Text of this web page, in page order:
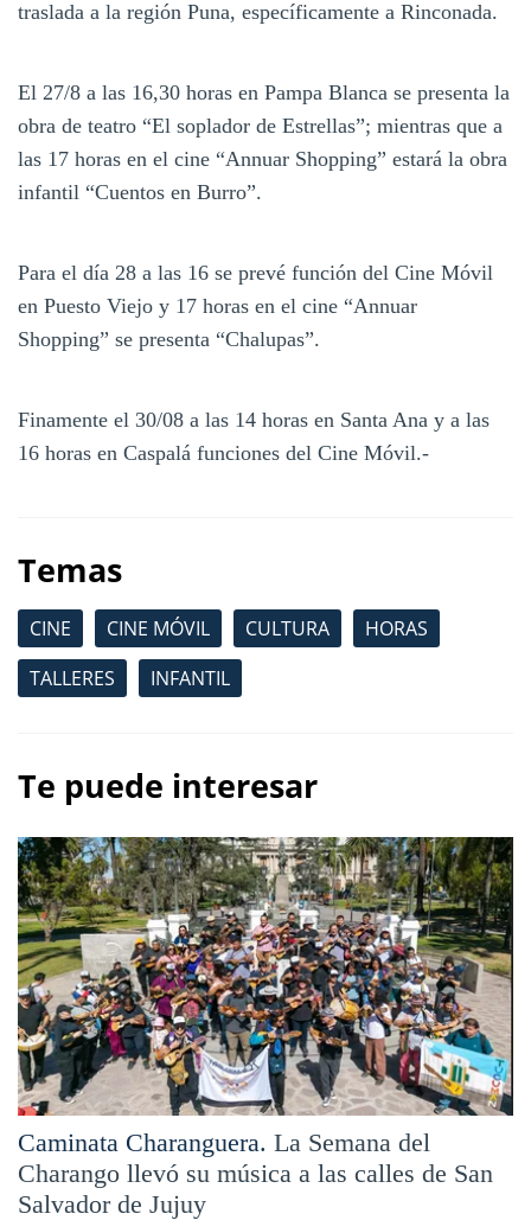
traslada a la región Puna, específicamente a Rinconada.
El 27/8 a las 16,30 horas en Pampa Blanca se presenta la
obra de teatro “El soplador de Estrellas”; mientras que a
las 17 horas en el cine “Annuar Shopping” estará la obra
infantil “Cuentos en Burro”.
Para el día 28 a las 16 se prevé función del Cine Móvil
en Puesto Viejo y 17 horas en el cine “Annuar
Shopping” se presenta “Chalupas”.
Finamente el 30/08 a las 14 horas en Santa Ana y a las
16 horas en Caspalá funciones del Cine Móvil.-
Temas
CINE CINE MÓVIL CULTURA
HORAS
TALLERES
INFANTIL
Te puede interesar
Caminata Charanguera. La Semana del
Charango llevó su música a las calles de San
Salvador de Jujuy